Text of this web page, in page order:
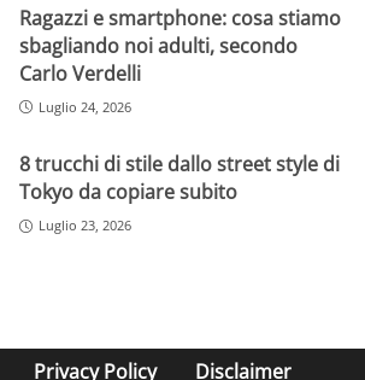
Ragazzi e smartphone: cosa stiamo
sbagliando noi adulti, secondo
Carlo Verdelli
Luglio 24, 2026
8 trucchi di stile dallo street style di
Tokyo da copiare subito
Luglio 23, 2026
Privacy Policy Disclaimer